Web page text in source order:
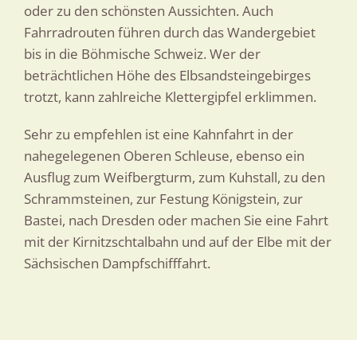
oder zu den schönsten Aussichten. Auch
Fahrradrouten führen durch das Wandergebiet
bis in die Böhmische Schweiz. Wer der
beträchtlichen Höhe des Elbsandsteingebirges
trotzt, kann zahlreiche Klettergipfel erklimmen.
Sehr zu empfehlen ist eine Kahnfahrt in der
nahegelegenen Oberen Schleuse, ebenso ein
Ausflug zum Weifbergturm, zum Kuhstall, zu den
Schrammsteinen, zur Festung Königstein, zur
Bastei, nach Dresden oder machen Sie eine Fahrt
mit der Kirnitzschtalbahn und auf der Elbe mit der
Sächsischen Dampfschifffahrt.